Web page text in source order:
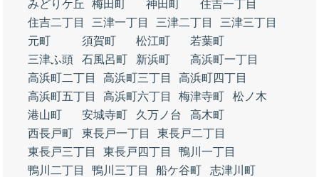
みどりケ丘
梅田町 神田町
住吉一丁目
住吉二丁目
三津一丁目 三津二丁目
三津三丁目
元町
須賀町 松江町
若葉町
三津ふ頭
石風呂町 新浜町
高浜町一丁目
高浜町二丁目
高浜町三丁目
高浜町四丁目
高浜町五丁目
高浜町六丁目 梅津寺町
松ノ木
港山町
安城寺町 久万ノ台
高木町
西長戸町
東長戸一丁目
東長戸二丁目
東長戸三丁目
東長戸四丁目
鴨川一丁目
鴨川二丁目
鴨川三丁目 船ケ谷町
志津川町